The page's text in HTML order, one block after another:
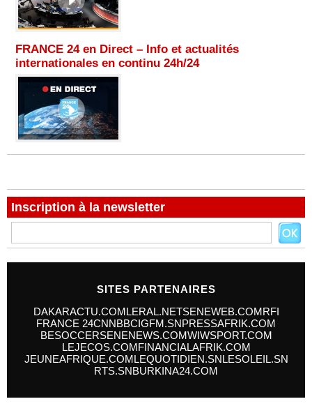
FRANCE 24 en Direct – Info et actualités
internationales en continu 24h/24
Inscription à la newsletter
SITES PARTENAIRES
DAKARACTU.COMLERAL.NETSENEWEB.COMRFI
FRANCE 24CNNBBCIGFM.SNPRESSAFRIK.COM
BESOCCERSENENEWS.COMWIWSPORT.COM
LEJECOS.COMFINANCIALAFRIK.COM
JEUNEAFRIQUE.COMLEQUOTIDIEN.SNLESOLEIL.SN
RTS.SNBURKINA24.COM